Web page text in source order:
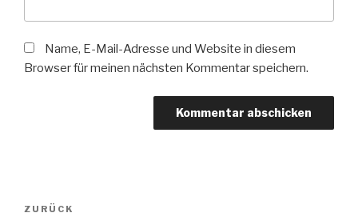
Name, E-Mail-Adresse und Website in diesem
Browser für meinen nächsten Kommentar speichern.
Beitragsnavigation
Vorheriger
ZURÜCK